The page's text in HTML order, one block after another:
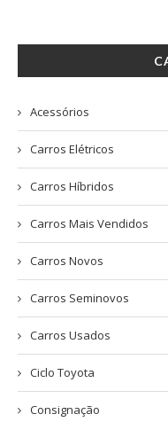
Acessórios
Carros Elétricos
Carros Híbridos
Carros Mais Vendidos
Carros Novos
Carros Seminovos
Carros Usados
Ciclo Toyota
Consignação